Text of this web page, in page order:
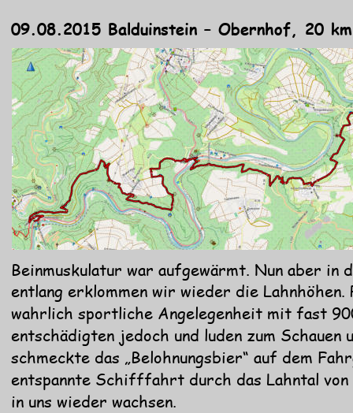
09.08.2015 Balduinstein – Obernhof, 20 km
Beinmuskulatur war aufgewärmt. Nun aber
entlang erklommen wir wieder die
wahrlich sportliche Angelegenheit mit fast
entschädigten jedoch und luden zum
schmeckte das „Belohnungsbier“ auf dem
entspannte Schifffahrt durch das Lahntal
in uns wieder wachsen.